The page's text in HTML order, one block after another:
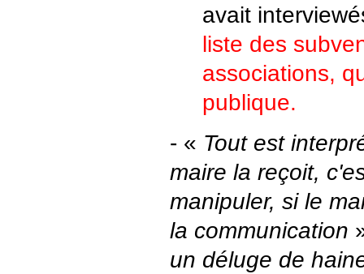
avait
liste des
associations,
publique.
- « Tout est
maire la reçoit,
manipuler, si le
la communication
un déluge de